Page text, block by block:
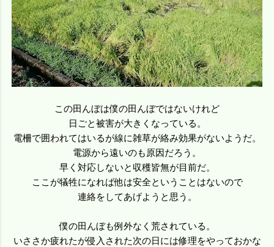
この田んぼは僕の田んぼではないけれど
日ごと被害が大きくなっている。
電柵で囲われてはいるが線に雑草が絡み効果がないようだ。
電源から遠いのも原因だろう。
早く対応しないと収穫皆無が目前だ。
ここが犠牲になれば他は安全ということはないので
連絡をしてあげようと思う。
僕の田んぼも例外なく荒されている。
いささか疲れたが侵入された次の日には修理をやっておかな